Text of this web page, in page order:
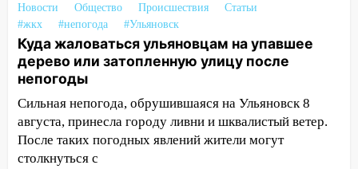
13:15
Трижды «брал в долг» без спроса:
житель Вешкаймского района похитил у
знакомого 191 тысячу рублей
13:14 Ураган оторвал светофор на
13:12 Дерево пробило крышу дома на
Новгородской в Ульяновске и рухнуло
на электрощит
Новости Общество Происшествия
Статьи
#жкх
#непогода #Ульяновск
Куда жаловаться ульяновцам на упавшее
дерево или затопленную улицу после
непогоды
Сильная непогода, обрушившаяся на Ульяновск 8
августа, принесла городу ливни и шквалистый ветер.
После таких погодных явлений жители могут
столкнуться с